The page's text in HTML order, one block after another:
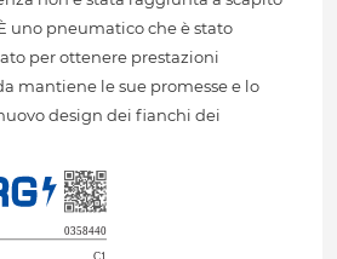
uno pneumatico che è stato
per ottenere prestazioni
mantiene le sue promesse e lo
design dei fianchi dei